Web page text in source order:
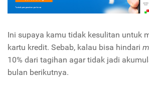
Ini supaya kamu tidak kesulitan untuk
kartu kredit. Sebab, kalau bisa hindari
10% dari tagihan agar tidak jadi
bulan berikutnya.